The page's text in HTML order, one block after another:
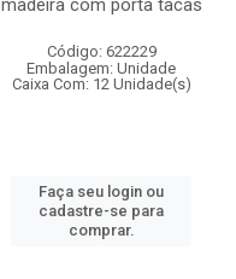
madeira com porta tacas
Código: 622229
Embalagem: Unidade
Caixa Com: 12 Unidade(s)
Faça seu login ou
cadastre-se para
comprar.